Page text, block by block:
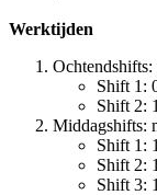
Werktijden
Shift 1:
Shift 2:
Middagshifts:
Shift 1:
Shift 2:
Shift 3: